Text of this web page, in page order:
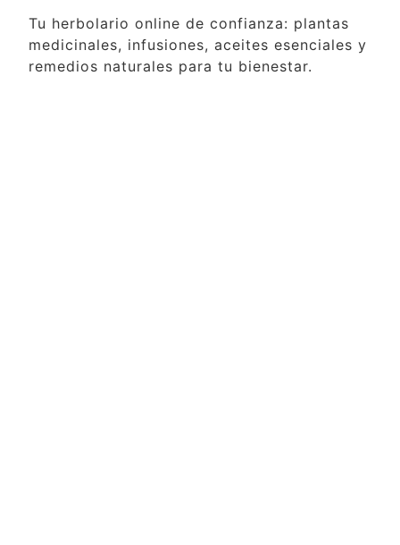
Tu herbolario online de confianza: plantas
medicinales, infusiones, aceites esenciales y
remedios naturales para tu bienestar.